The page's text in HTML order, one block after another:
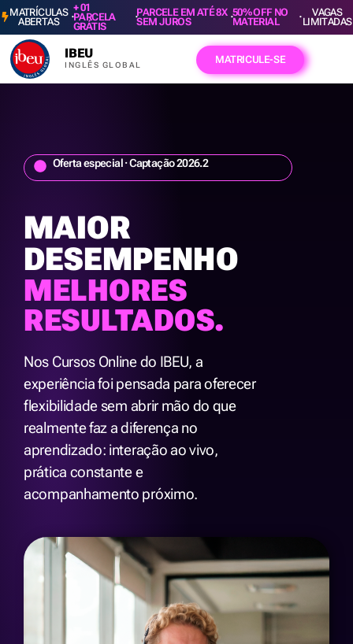
MATRÍCULAS
ABERTAS
·
+ 01
PARCELA
GRÁTIS
·PARCELE EM ATÉ 8X
SEM JUROS
·50% OFF NO
MATERIAL
·
VAGAS
LIMITADAS
IBEU
INGLÊS GLOBAL MATRICULE-SE
Oferta especial · Captação 2026.2
MAIOR
DESEMPENHO
MELHORES
RESULTADOS.
Nos Cursos Online do IBEU, a
experiência foi pensada para oferecer
flexibilidade sem abrir mão do que
realmente faz a diferença no
aprendizado: interação ao vivo,
prática constante e
acompanhamento próximo.